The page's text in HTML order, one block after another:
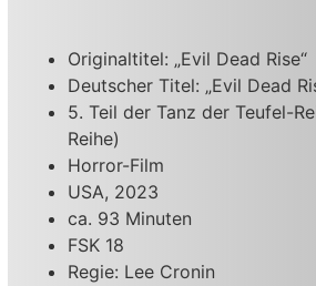
Originaltitel: „Evil Dead Rise“
Deutscher Titel: „Evil Dead
5. Teil der Tanz der Teufel-
Reihe)
Horror-Film
USA, 2023
ca. 93 Minuten
FSK 18
Regie: Lee Cronin